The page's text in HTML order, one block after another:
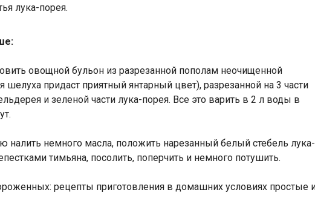
лука-порея.
овощной бульон из разрезанной пополам неочищенной
шелуха придаст приятный янтарный цвет), разрезанной на 3 части
и зеленой части лука-порея. Все это варить в 2 л воды в
налить немного масла, положить нарезанный белый стебель лука-
тимьяна, посолить, поперчить и немного потушить.